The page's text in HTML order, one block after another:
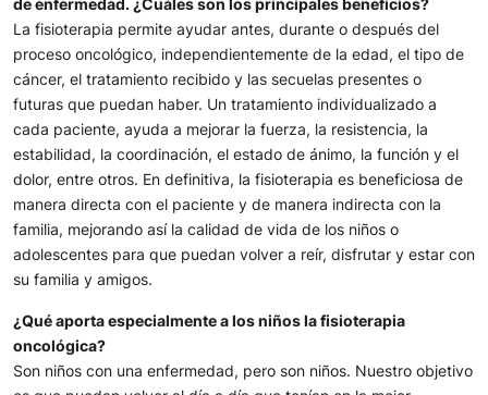
de enfermedad. ¿Cuáles son los principales beneficios?
La fisioterapia permite ayudar antes, durante o después del
proceso oncológico, independientemente de la edad, el tipo de
cáncer, el tratamiento recibido y las secuelas presentes o
futuras que puedan haber. Un tratamiento individualizado a
cada paciente, ayuda a mejorar la fuerza, la resistencia, la
estabilidad, la coordinación, el estado de ánimo, la función y el
dolor, entre otros. En definitiva, la fisioterapia es beneficiosa de
manera directa con el paciente y de manera indirecta con la
familia, mejorando así la calidad de vida de los niños o
adolescentes para que puedan volver a reír, disfrutar y estar con
su familia y amigos.
¿Qué aporta especialmente a los niños la fisioterapia
oncológica?
Son niños con una enfermedad, pero son niños. Nuestro objetivo